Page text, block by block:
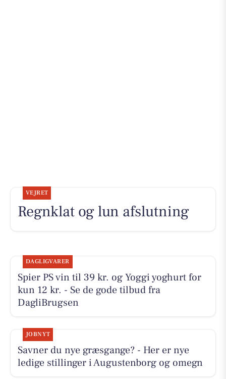
VEJRET
Regnklat og lun afslutning
DAGLIGVARER
Spier PS vin til 39 kr. og Yoggi yoghurt for
kun 12 kr. - Se de gode tilbud fra
DagliBrugsen
JOBNYT
Savner du nye græsgange? - Her er nye
ledige stillinger i Augustenborg og omegn